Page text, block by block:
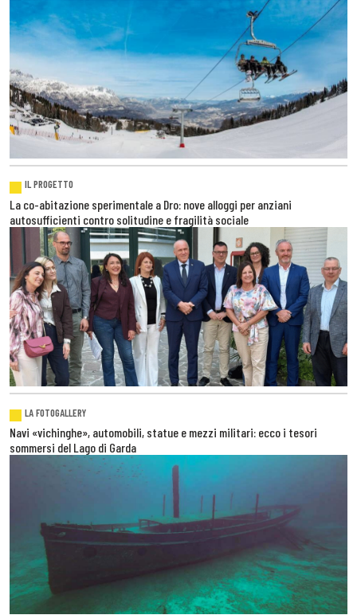
IL PROGETTO
La co-abitazione sperimentale a Dro: nove alloggi per anziani
autosufficienti contro solitudine e fragilità sociale
LA FOTOGALLERY
Navi «vichinghe», automobili, statue e mezzi militari: ecco i tesori
sommersi del Lago di Garda